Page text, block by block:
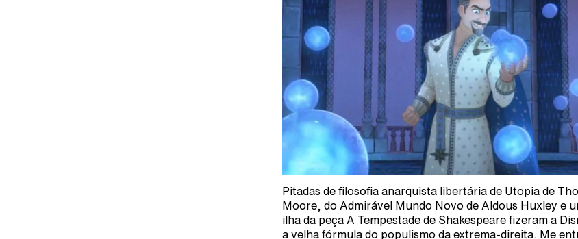
Pitadas de filosofia anarquista libertária de Utopia de
Moore, do Admirável Mundo Novo de Aldous Huxley e
ilha da peça A Tempestade de Shakespeare fizeram a
a velha fórmula do populismo da extrema-direita. Me